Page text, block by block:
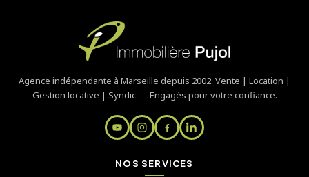
Agence indépendante à Marseille depuis 2002. Vente | Location |
Gestion locative | Syndic — Engagés pour votre confiance.
NOS SERVICES